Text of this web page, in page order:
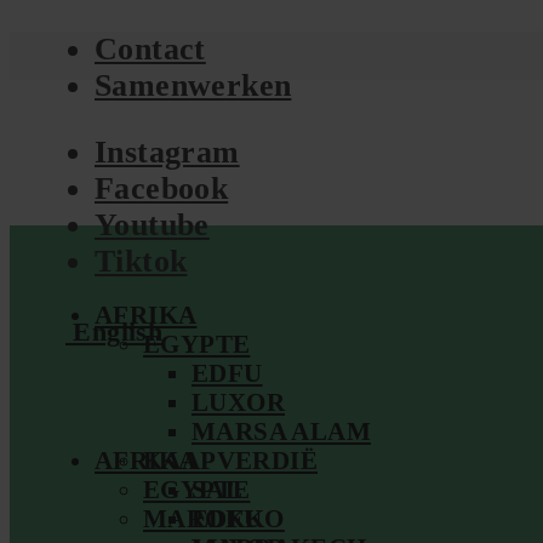
Contact
Samenwerken
Instagram
Facebook
Youtube
Tiktok
English
AFRIKA
EGYPTE
EDFU
LUXOR
MARSA ALAM
KAAPVERDIË
SAL
MAROKKO
AFRIKA
EGYPTE
EDFU